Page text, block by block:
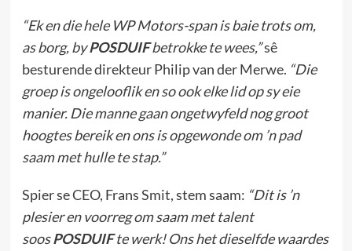
“Ek en die hele WP Motors-span is baie trots om,
as borg, byPOSDUIFbetrokke te wees,”sê
besturende direkteur Philip van der Merwe. “Die
groep is ongelooflik en so ook elke lid op sy eie
manier. Die manne gaan ongetwyfeld nog groot
hoogtes bereik en ons is opgewonde om ’n pad
saam met hulle te stap.”
Spier se CEO, Frans Smit, stem saam: “Dit is ’n
plesier en voorreg om saam met talent
soosPOSDUIFte werk! Ons het dieselfde waardes